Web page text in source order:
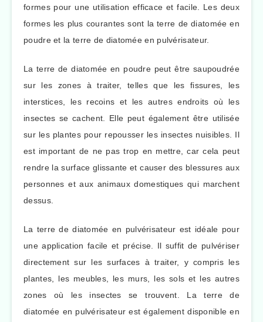
formes pour une utilisation efficace et facile. Les deux
formes les plus courantes sont la terre de diatomée en
poudre et la terre de diatomée en pulvérisateur.
La terre de diatomée en poudre peut être saupoudrée
sur les zones à traiter, telles que les fissures, les
interstices, les recoins et les autres endroits où les
insectes se cachent. Elle peut également être utilisée
sur les plantes pour repousser les insectes nuisibles. Il
est important de ne pas trop en mettre, car cela peut
rendre la surface glissante et causer des blessures aux
personnes et aux animaux domestiques qui marchent
dessus.
La terre de diatomée en pulvérisateur est idéale pour
une application facile et précise. Il suffit de pulvériser
directement sur les surfaces à traiter, y compris les
plantes, les meubles, les murs, les sols et les autres
zones où les insectes se trouvent. La terre de
diatomée en pulvérisateur est également disponible en